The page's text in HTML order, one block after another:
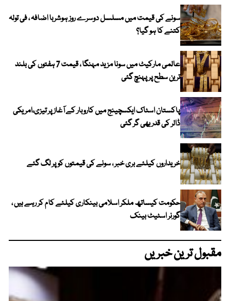
سونے کی قیمت میں مسلسل دوسرے روز ہوشربا اضافہ ، فی تولہ
کتنے کا ہو گیا؟
عالمی مارکیٹ میں سونا مزید مہنگا ، قیمت 7 ہفتوں کی بلند
ترین سطح پر پہنچ گئی
پاکستان اسٹاک ایکسچینج میں کاروبار کے آغاز پر تیزی،امریکی
ڈالر کی قدر بھی گر گئی
خریداروں کیلئے بری خبر ، سونے کی قیمتوں کو پر لگ گئے
حکومت کیساتھ ملکر اسلامی بینکاری کیلئے کام کر رہے ہیں ،
گورنر اسٹیٹ بینک
مقبول ترین خبریں